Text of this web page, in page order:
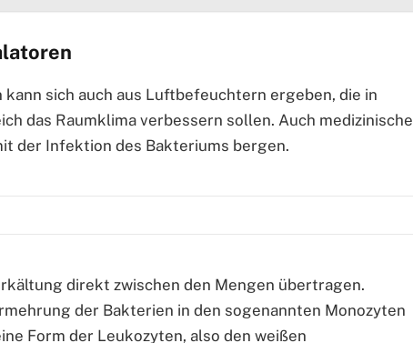
sich auch aus Luftbefeuchtern ergeben, die in
das Raumklima verbessern sollen. Auch medizinische
der Infektion des Bakteriums bergen.
direkt zwischen den Mengen übertragen.
der Bakterien in den sogenannten Monozyten
Form der Leukozyten, also den weißen